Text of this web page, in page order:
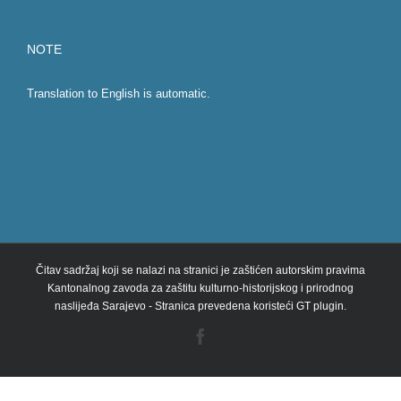
NOTE
Translation to English is automatic.
Čitav sadržaj koji se nalazi na stranici je zaštićen autorskim pravima
Kantonalnog zavoda za zaštitu kulturno-historijskog i prirodnog
naslijeđa Sarajevo - Stranica prevedena koristeći GT plugin.